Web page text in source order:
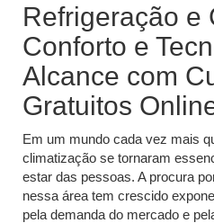
Refrigeração e
Conforto e
Alcance com
Gratuitos
Em um mundo cada vez mais
climatização se tornaram
estar das pessoas. A procura
nessa área tem crescido
pela demanda do mercado e